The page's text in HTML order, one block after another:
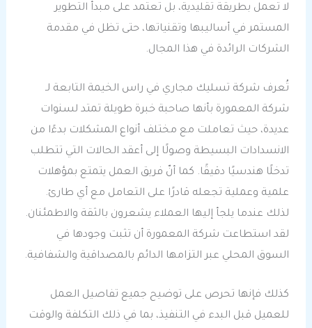
لا تعمل بطريقة تقليدية، بل تعتمد على مبدأ التطوير
المستمر في أساليبها وتقنياتها، حتى تظل في مقدمة
الشركات الرائدة في هذا المجال.
تُعرف شركة تسليك مجاري في راس الخيمة التابعة لـ
شركة المعمورة بأنها صاحبة خبرة طويلة تمتد لسنوات
عديدة، حيث تعاملت مع مختلف أنواع المشكلات بدءًا من
الانسدادات البسيطة وصولًا إلى أعقد الحالات التي تتطلب
تدخلًا هندسيًا دقيقًا. كما أنّ فريق العمل يتمتع بمؤهلات
علمية وعملية تجعله قادرًا على التعامل مع أي طارئ.
لذلك عندما يلجأ إليها العملاء يشعرون بالثقة والاطمئنان.
لقد استطاعت شركة المعمورة أن تثبت وجودها في
السوق المحلي عبر التزامها الدائم بالمصداقية والشفافية.
كذلك فإنها تحرص على توضيح جميع تفاصيل العمل
للعميل قبل البدء في التنفيذ، بما في ذلك التكلفة والوقت